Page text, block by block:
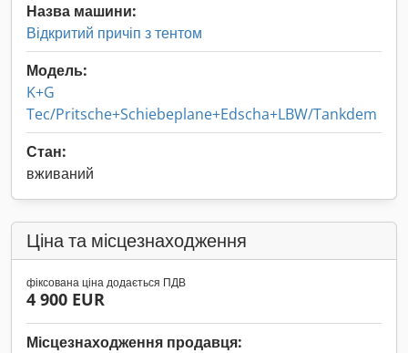
Назва машини:
Відкритий причіп з тентом
Модель:
K+G
Tec/Pritsche+Schiebeplane+Edscha+LBW/Tankdem
Стан:
вживаний
Ціна та місцезнаходження
фіксована ціна додається ПДВ
4 900 EUR
Місцезнаходження продавця: